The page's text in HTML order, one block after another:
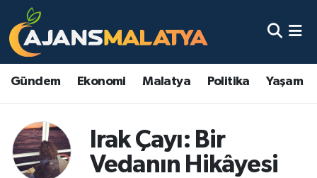
Gündem Ekonomi Malatya Politika Yaşam
Irak Çayı: Bir
Vedanın Hikâyesi
Asayiş
Eğitim
Ekonomi
Malatya Nöbetçi Eczaneler
Malatya Namaz Vakitleri
Malatya Trafik Yoğunluk Haritası